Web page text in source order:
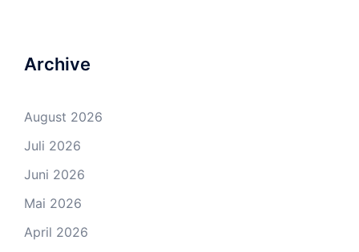
Archive
August 2026
Juli 2026
Juni 2026
Mai 2026
April 2026